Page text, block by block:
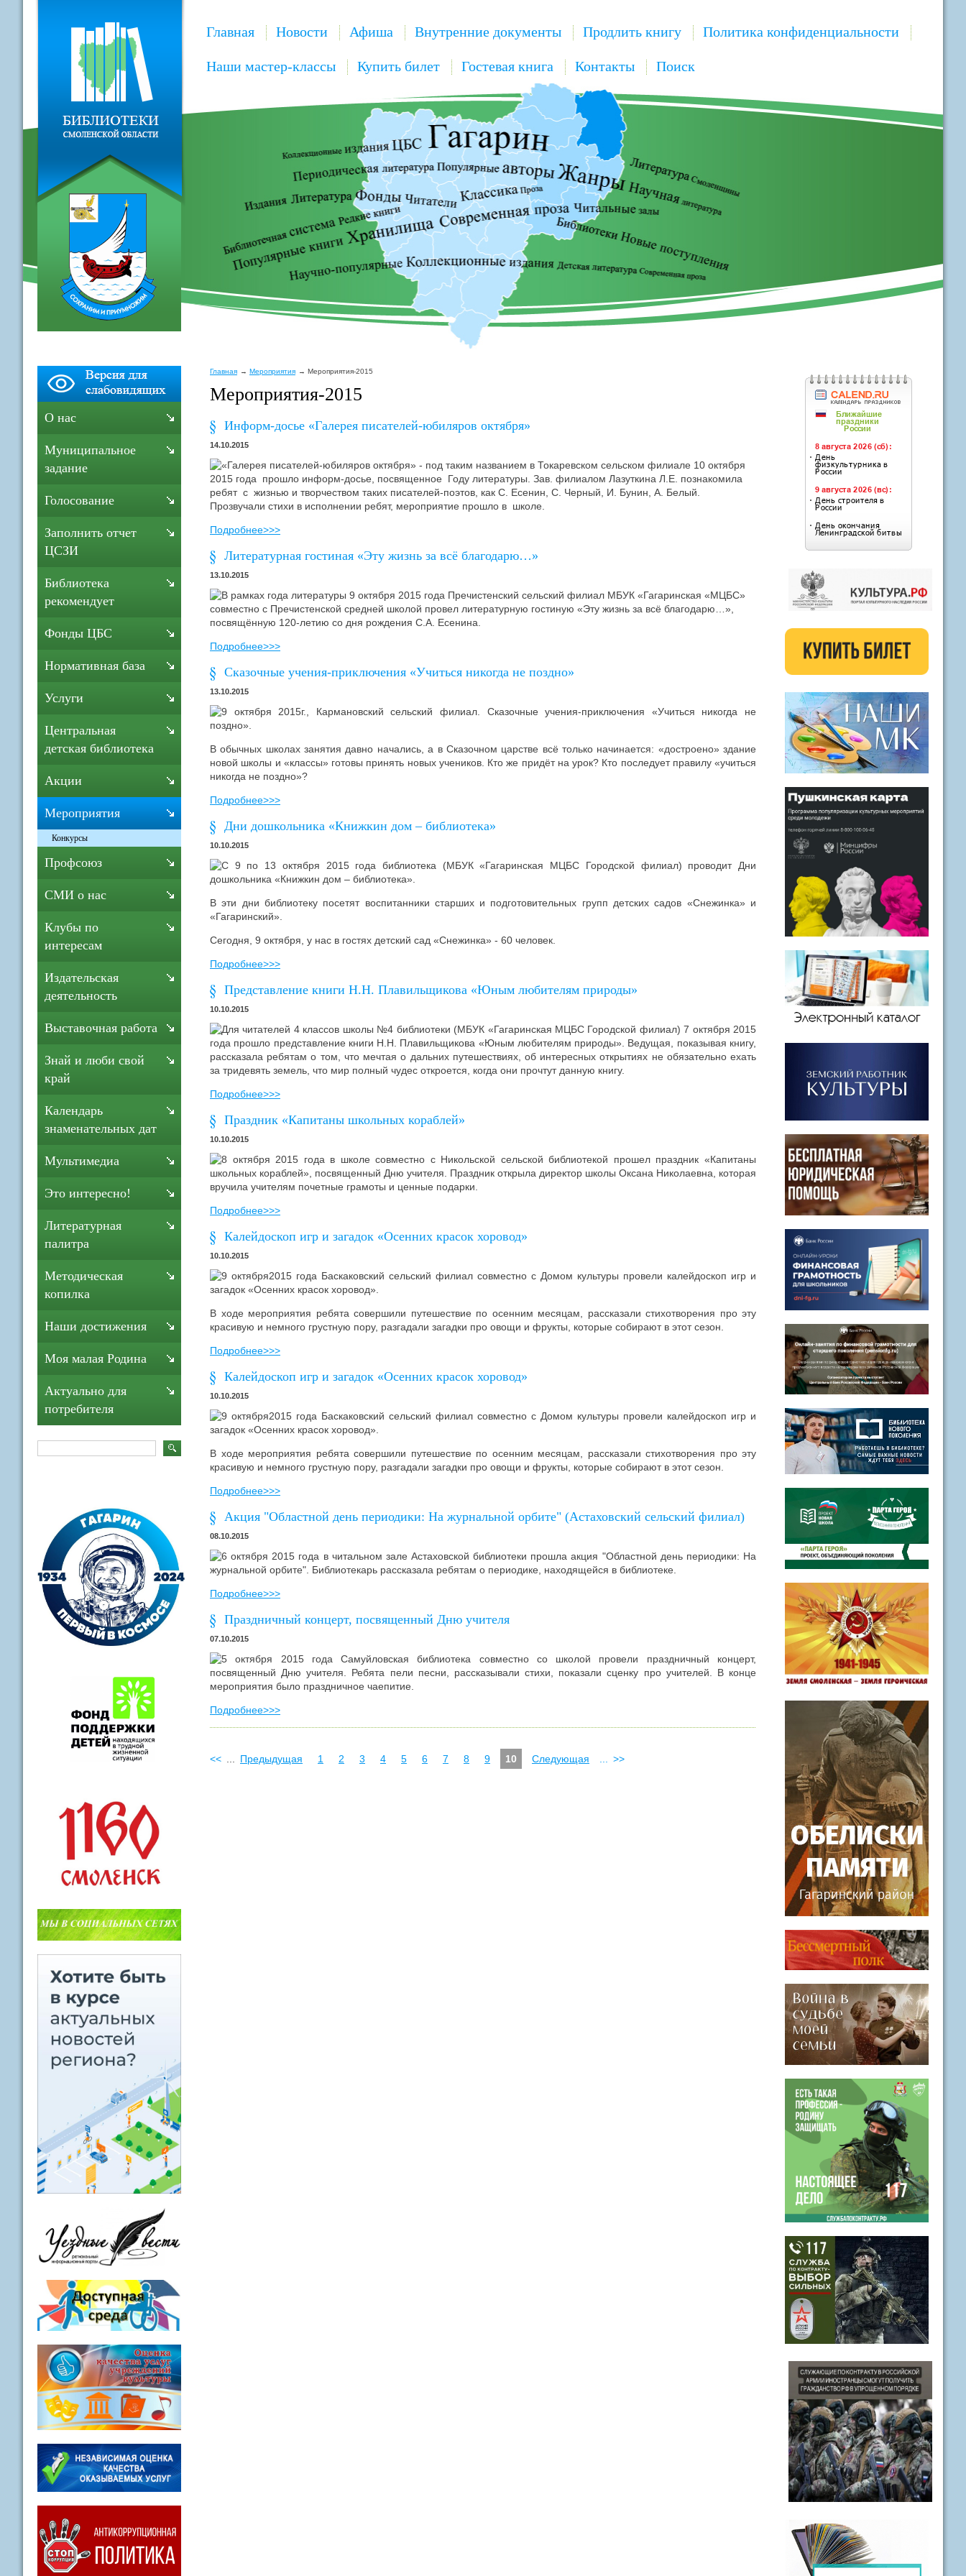
Главная Новости Афиша Внутренние документы Продлить книгу Политика конфиденциальности
Наши мастер-классы Купить билет Гостевая книга Контакты Поиск
Главная Мероприятия Мероприятия-2015
Мероприятия-2015
Информ-досье «Галерея писателей-юбиляров октября»
14.10.2015
«Галерея писателей-юбиляров октября» - под таким названием в Токаревском сельском филиале 10 октября
2015 года прошло информ-досье, посвященное Году литературы. Зав. филиалом Лазуткина Л.Е. познакомила
ребят с жизнью и творчеством таких писателей-поэтов, как С. Есенин, С. Черный, И. Бунин, А. Белый.
Прозвучали стихи в исполнении ребят, мероприятие прошло в школе.
Подробнее>>>
Литературная гостиная «Эту жизнь за всё благодарю…»
13.10.2015
В рамках года литературы 9 октября 2015 года Пречистенский сельский филиал МБУК «Гагаринская «МЦБС»
совместно с Пречистенской средней школой провел литературную гостиную «Эту жизнь за всё благодарю…»,
посвящённую 120-летию со дня рождения С.А. Есенина.
Подробнее>>>
Сказочные учения-приключения «Учиться никогда не поздно»
13.10.2015
9 октября 2015г., Кармановский сельский филиал. Сказочные учения-приключения «Учиться никогда не
поздно».
В обычных школах занятия давно начались, а в Сказочном царстве всё только начинается: «достроено» здание
новой школы и «классы» готовы принять новых учеников. Кто же придёт на урок? Кто последует правилу «учиться
никогда не поздно»?
Подробнее>>>
Дни дошкольника «Книжкин дом – библиотека»
10.10.2015
С 9 по 13 октября 2015 года библиотека (МБУК «Гагаринская МЦБС Городской филиал) проводит Дни
дошкольника «Книжкин дом – библиотека».
В эти дни библиотеку посетят воспитанники старших и подготовительных групп детских садов «Снежинка» и
«Гагаринский».
Сегодня, 9 октября, у нас в гостях детский сад «Снежинка» - 60 человек.
Подробнее>>>
Представление книги Н.Н. Плавильщикова «Юным любителям природы»
10.10.2015
Для читателей 4 классов школы №4 библиотеки (МБУК «Гагаринская МЦБС Городской филиал) 7 октября 2015
года прошло представление книги Н.Н. Плавильщикова «Юным любителям природы». Ведущая, показывая книгу,
рассказала ребятам о том, что мечтая о дальних путешествиях, об интересных открытиях не обязательно ехать
за тридевять земель, что мир полный чудес откроется, когда они прочтут данную книгу.
Подробнее>>>
Праздник «Капитаны школьных кораблей»
10.10.2015
8 октября 2015 года в школе совместно с Никольской сельской библиотекой прошел праздник «Капитаны
школьных кораблей», посвященный Дню учителя. Праздник открыла директор школы Оксана Николаевна, которая
вручила учителям почетные грамоты и ценные подарки.
Подробнее>>>
Калейдоскоп игр и загадок «Осенних красок хоровод»
10.10.2015
9 октября2015 года Баскаковский сельский филиал совместно с Домом культуры провели калейдоскоп игр и
загадок «Осенних красок хоровод».
В ходе мероприятия ребята совершили путешествие по осенним месяцам, рассказали стихотворения про эту
красивую и немного грустную пору, разгадали загадки про овощи и фрукты, которые собирают в этот сезон.
Подробнее>>>
Калейдоскоп игр и загадок «Осенних красок хоровод»
10.10.2015
9 октября2015 года Баскаковский сельский филиал совместно с Домом культуры провели калейдоскоп игр и
загадок «Осенних красок хоровод».
В ходе мероприятия ребята совершили путешествие по осенним месяцам, рассказали стихотворения про эту
красивую и немного грустную пору, разгадали загадки про овощи и фрукты, которые собирают в этот сезон.
Подробнее>>>
Акция "Областной день периодики: На журнальной орбите" (Астаховский сельский филиал)
08.10.2015
6 октября 2015 года в читальном зале Астаховской библиотеки прошла акция "Областной день периодики: На
журнальной орбите". Библиотекарь рассказала ребятам о периодике, находящейся в библиотеке.
Подробнее>>>
Праздничный концерт, посвященный Дню учителя
07.10.2015
5 октября 2015 года Самуйловская библиотека совместно со школой провели праздничный концерт,
посвященный Дню учителя. Ребята пели песни, рассказывали стихи, показали сценку про учителей. В конце
мероприятия было праздничное чаепитие.
Подробнее>>>
<< Предыдущая 1 2 3 4 5 6 7 8 9 10 Следующая >>
О нас
Муниципальное
задание
Голосование
Заполнить отчет
ЦСЗИ
Библиотека
рекомендует
Фонды ЦБС
Нормативная база
Услуги
Центральная
детская библиотека
Акции
Мероприятия
Конкурсы
Профсоюз
СМИ о нас
Клубы по
интересам
Издательская
деятельность
Выставочная работа
Знай и люби свой
край
Календарь
знаменательных дат
Мультимедиа
Это интересно!
Литературная
палитра
Методическая
копилка
Наши достижения
Моя малая Родина
Актуально для
потребителя